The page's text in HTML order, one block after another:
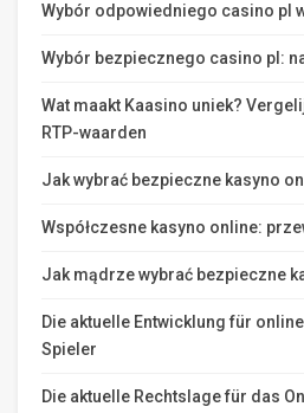
Wybór odpowiedniego casino pl
Wybór bezpiecznego casino pl:
Wat maakt Kaasino uniek?
RTP-waarden
Jak wybrać bezpieczne kasyno
Współczesne kasyno online:
Jak mądrze wybrać bezpieczne
Die aktuelle Entwicklung für
Spieler
Die aktuelle Rechtslage für das